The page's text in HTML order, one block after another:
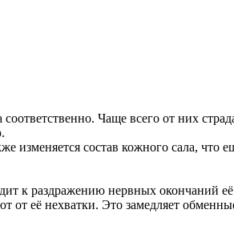
Чаще всего от них
изменяется состав кожного сала, что
к раздражению нервных окончаний
от её нехватки. Это замедляет